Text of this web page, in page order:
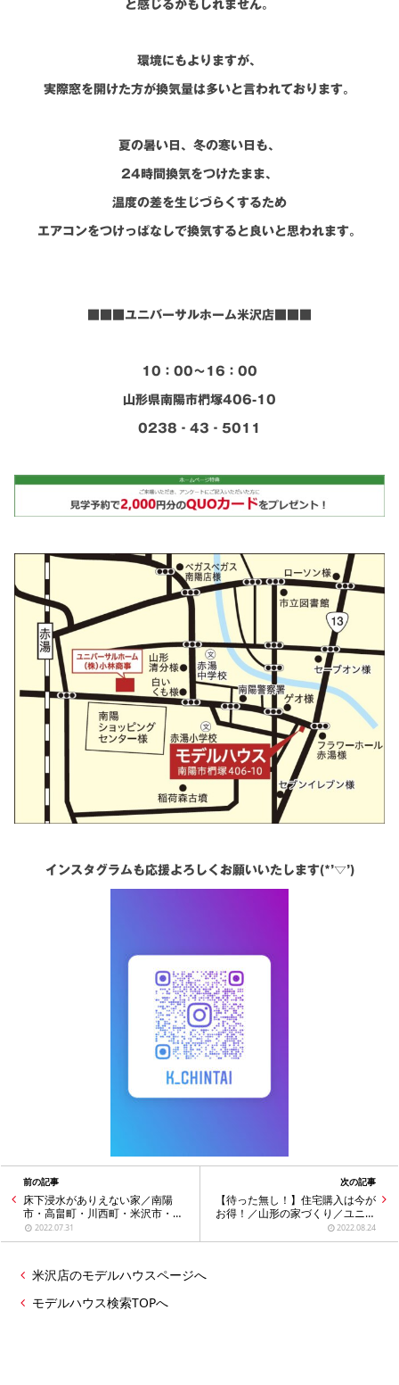
と感じるかもしれません。
環境にもよりますが、
実際窓を開けた方が換気量は多いと言われております。
夏の暑い日、冬の寒い日も、
24時間換気をつけたまま、
温度の差を生じづらくするため
エアコンをつけっぱなしで換気すると良いと思われます。
■■■ユニバーサルホーム米沢店■■■
10：00～16：00
山形県南陽市椚塚406-10
0238‐43‐5011
インスタグラムも応援よろしくお願いいたします(*’▽’)
前の記事
床下浸水がありえない家／南陽
市・高畠町・川西町・米沢市・白
鷹町・長井市・飯豊町 の家づくり
2022.07.31
次の記事
【待った無し！】住宅購入は今が
お得！／山形の家づくり／ユニバ
ーサルホーム米沢店
2022.08.24
米沢店のモデルハウスページへ
モデルハウス検索TOPへ